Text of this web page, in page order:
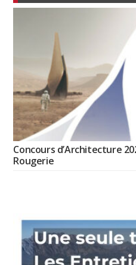
Concours d’Architecture
Rougerie